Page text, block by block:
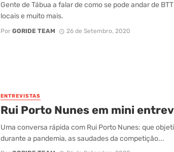
Gente de Tábua a falar de como se pode andar de
locais e muito mais.
Por GORIDE TEAM 26 de Setembro, 2020
ENTREVISTAS
Rui Porto Nunes em mini
Uma conversa rápida com Rui Porto Nunes: que
durante a pandemia, as saudades da competição...